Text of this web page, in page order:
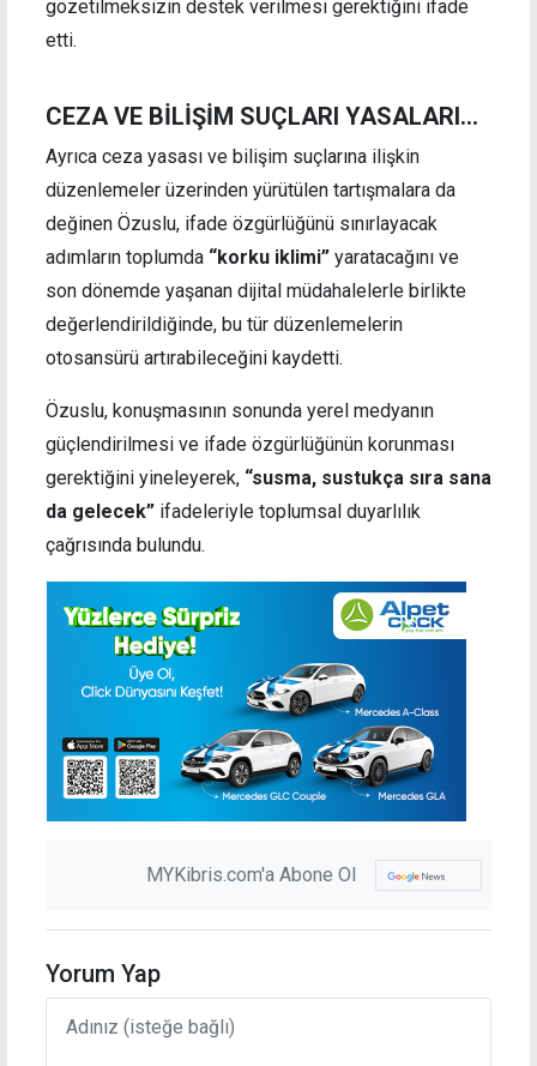
gözetilmeksizin destek verilmesi gerektiğini ifade
etti.
CEZA VE BİLİŞİM SUÇLARI YASALARI...
Ayrıca ceza yasası ve bilişim suçlarına ilişkin
düzenlemeler üzerinden yürütülen tartışmalara da
değinen Özuslu, ifade özgürlüğünü sınırlayacak
adımların toplumda “korku iklimi” yaratacağını ve
son dönemde yaşanan dijital müdahalelerle birlikte
değerlendirildiğinde, bu tür düzenlemelerin
otosansürü artırabileceğini kaydetti.
Özuslu, konuşmasının sonunda yerel medyanın
güçlendirilmesi ve ifade özgürlüğünün korunması
gerektiğini yineleyerek, “susma, sustukça sıra sana
da gelecek” ifadeleriyle toplumsal duyarlılık
çağrısında bulundu.
MYKibris.com'a Abone Ol
Yorum Yap